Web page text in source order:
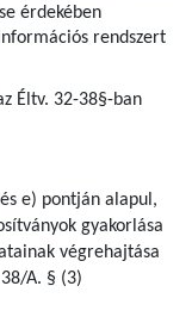
érdekében
rendszert
Éltv. 32-38§-ban
e) pontján alapul,
gyakorlása
végrehajtása
A. § (3)